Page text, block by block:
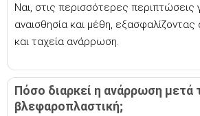
Ναι, στις περισσότερες περιπτώσεις
αναισθησία και μέθη,
και ταχεία ανάρρωση.
Πόσο διαρκεί η ανάρρωση μετά
βλεφαροπλαστική;